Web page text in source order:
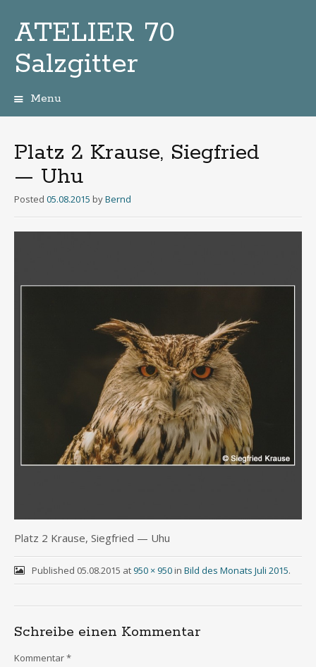
ATELIER 70
Salzgitter
Menu
Platz 2 Krause, Siegfried
— Uhu
Posted 05.08.2015 byBernd
Platz 2 Krau­se, Sieg­fried — Uhu
Published 05.08.2015 at950 × 950in Bild des Monats Juli 2015.
Schreibe einen Kommentar
Kommentar*